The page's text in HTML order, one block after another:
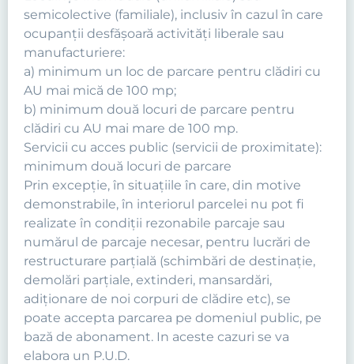
semicolective (familiale), inclusiv în cazul în care
ocupanţii desfăşoară activităţi liberale sau
manufacturiere:
a) minimum un loc de parcare pentru clădiri cu
AU mai mică de 100 mp;
b) minimum două locuri de parcare pentru
clădiri cu AU mai mare de 100 mp.
Servicii cu acces public (servicii de proximitate):
minimum două locuri de parcare
Prin excepţie, în situaţiile în care, din motive
demonstrabile, în interiorul parcelei nu pot fi
realizate în condiţii rezonabile parcaje sau
numărul de parcaje necesar, pentru lucrări de
restructurare parţială (schimbări de destinaţie,
demolări parţiale, extinderi, mansardări,
adiţionare de noi corpuri de clădire etc), se
poate accepta parcarea pe domeniul public, pe
bază de abonament. In aceste cazuri se va
elabora un P.U.D.